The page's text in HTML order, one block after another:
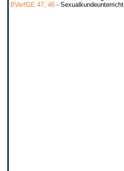
BVerfGE 47, 46 - Sexualkundeunterricht